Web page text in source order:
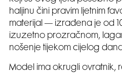
haljinu čini pravim ljetnim
materijal — izrađena je od
izuzetno prozračnom,
nošenje tijekom cijelog
Model ima okrugli ovratnik,